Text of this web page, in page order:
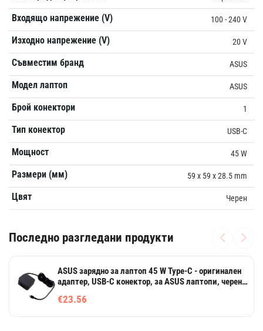
Входящо напрежение (V) 100 - 240 V
Изходно напрежение (V) 20 V
Съвместим бранд ASUS
Модел лаптоп ASUS
Брой конектори 1
Тип конектор USB-C
Мощност 45 W
Размери (мм) 59 x 59 x 28.5 mm
Цвят Чеpен
Последно разгледани продукти
ASUS зарядно за лаптоп 45 W Type-C - оригинален
адаптер, USB-C конектор, за ASUS лаптопи, черен
€23.56